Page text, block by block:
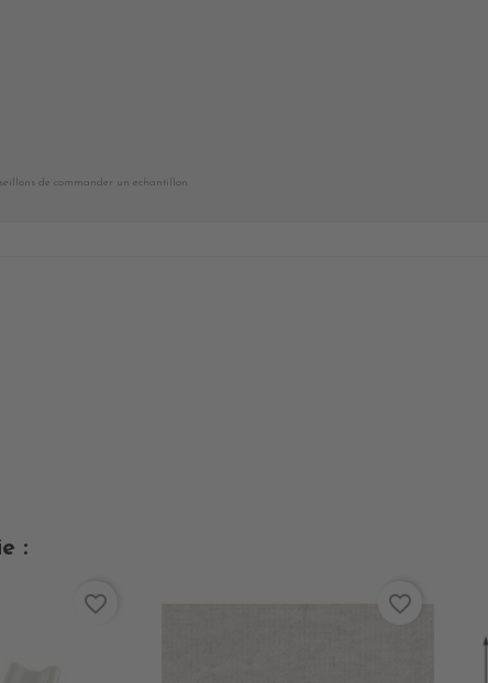
de commander un echantillon.
:
favorite_border favorite_border